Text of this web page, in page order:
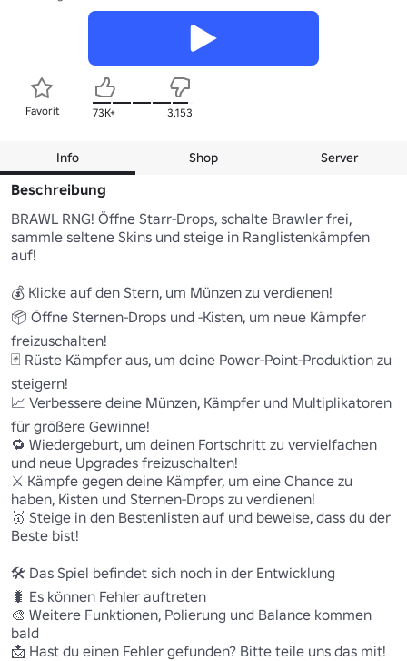
Favorit 73K+ 3,153
Info Shop Server
Beschreibung
BRAWL RNG! Öffne Starr-Drops, schalte Brawler frei,
sammle seltene Skins und steige in Ranglistenkämpfen
auf!
💰 Klicke auf den Stern, um Münzen zu verdienen!
📦 Öffne Sternen-Drops und -Kisten, um neue Kämpfer
freizuschalten!
🃏 Rüste Kämpfer aus, um deine Power-Point-Produktion zu
steigern!
📈 Verbessere deine Münzen, Kämpfer und Multiplikatoren
für größere Gewinne!
🔁 Wiedergeburt, um deinen Fortschritt zu vervielfachen
und neue Upgrades freizuschalten!
⚔️ Kämpfe gegen deine Kämpfer, um eine Chance zu
haben, Kisten und Sternen-Drops zu verdienen!
🥇 Steige in den Bestenlisten auf und beweise, dass du der
Beste bist!
🛠️ Das Spiel befindet sich noch in der Entwicklung
🐛 Es können Fehler auftreten
🎨 Weitere Funktionen, Polierung und Balance kommen
bald
📩 Hast du einen Fehler gefunden? Bitte teile uns das mit!